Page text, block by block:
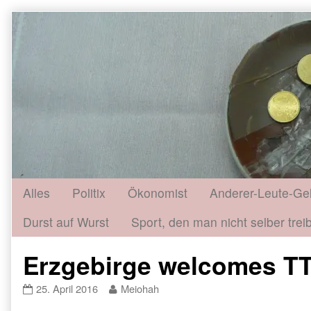
Skip
Alles Politix Ökonomist Anderer-Leute-
Durst auf Wurst
Sport, den man nicht selber
Erzgebirge welcomes
Erzgebirge
25. April 2016
Read
Meiohah